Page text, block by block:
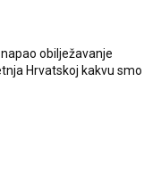
obilježavanje
Hrvatskoj kakvu smo